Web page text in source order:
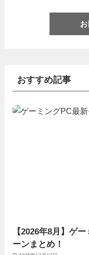
おすすめ記事
【2026年8月】ゲ
ーンまとめ！